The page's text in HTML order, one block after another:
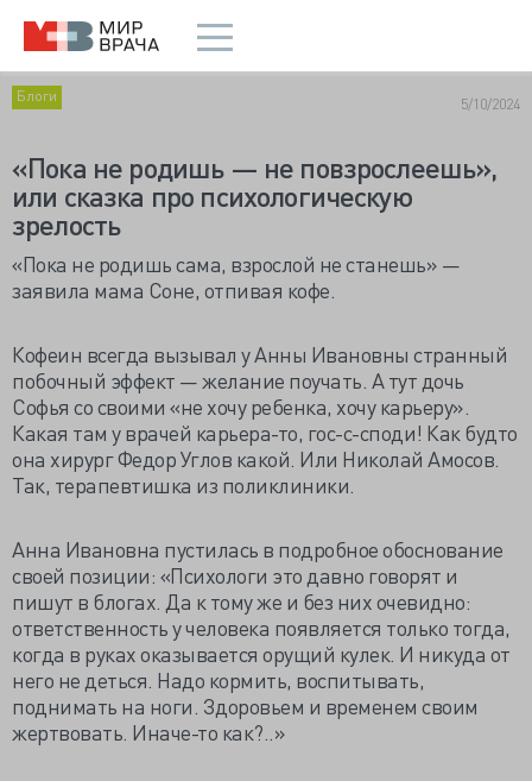
Блоги 5/10/2024
«Пока не родишь — не повзрослеешь»,
или сказка про психологическую
зрелость
«Пока не родишь сама, взрослой не станешь» —
заявила мама Соне, отпивая кофе.
Кофеин всегда вызывал у Анны Ивановны странный
побочный эффект — желание поучать. А тут дочь
Софья со своими «не хочу ребенка, хочу карьеру».
Какая там у врачей карьера-то, гос-с-споди! Как будто
она хирург Федор Углов какой. Или Николай Амосов.
Так, терапевтишка из поликлиники.
Анна Ивановна пустилась в подробное обоснование
своей позиции: «Психологи это давно говорят и
пишут в блогах. Да к тому же и без них очевидно:
ответственность у человека появляется только тогда,
когда в руках оказывается орущий кулек. И никуда от
него не деться. Надо кормить, воспитывать,
поднимать на ноги. Здоровьем и временем своим
жертвовать. Иначе-то как?..»